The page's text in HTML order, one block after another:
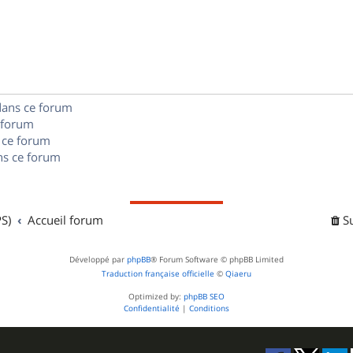
e
ce forum
forum
ce forum
Accueil forum
Développé par phpBB® Forum Software © phpBB Limited
Traduction française officielle © Qiaeru
Optimized by: phpBB SEO
Confidentialité | Conditions